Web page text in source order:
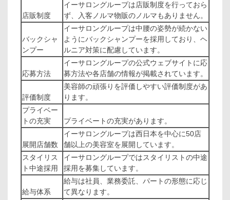
店販制度
イーサロングループは店販制度を行っておら
ず、入客ノルマ物販のノルマもありません。
バックシャ
ンプー
イーサロングループは中腰の姿勢が続かない
ようにバックシャンプーを採用しており、ヘ
ルニア対策に配慮しています。
応募方法
イーサロングループの公式ウェブサイトに応
募方法や各店舗の情報が掲載されています。
評価制度
美容師の頑張りを評価しやすい評価制度があ
ります。
プライベー
トの充実
プライベートの充実があります。
展開店舗数
イーサロングループは西日本を中心に50店
舗以上の美容室を展開しています。
スタイリス
ト中途採用
イーサロングループではスタイリストの中途
採用を募集しています。
給与体系
給与は社員、業務委託、パートの形態に応じ
て異なります。